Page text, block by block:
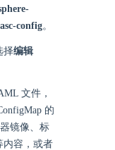
config。
择编辑
文件，
的
器镜像、标
内容，或者